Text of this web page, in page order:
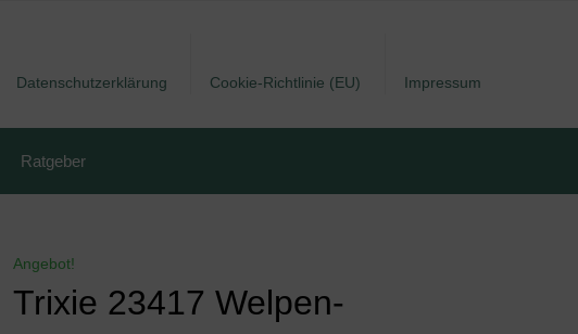
Datenschutzerklärung Cookie-Richtlinie (EU) Impressum
Ratgeber
Angebot!
Trixie 23417 Welpen-